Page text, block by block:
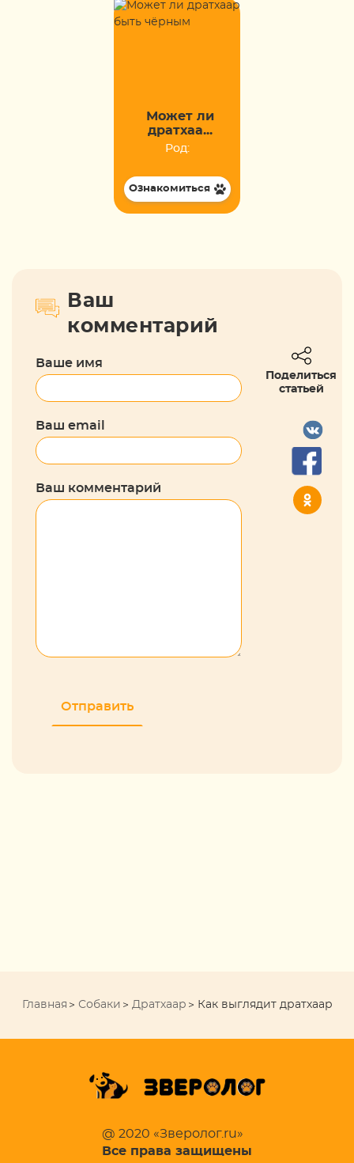
Может ли
дратхаа...
Род:
Ознакомиться
Ваш
комментарий
Ваше имя
Ваш email
Ваш комментарий
Поделиться
статьей
Главная Собаки Дратхаар Как выглядит дратхаар
@ 2020 «Зверолог.ru»
Все права защищены